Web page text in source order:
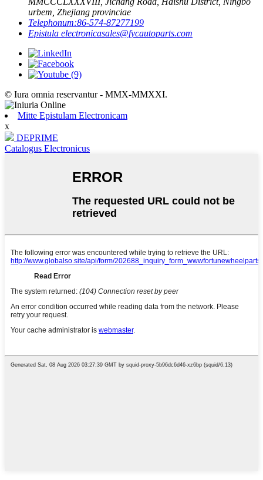
urbem, Zhejiang provinciae
Telephonum:86-574-87277199
Epistula electronicasales@fycautoparts.com
© Iura omnia reservantur - MMX-MMXXI.
Mitte Epistulam Electronicam
x
DEPRIME
Catalogus Electronicus